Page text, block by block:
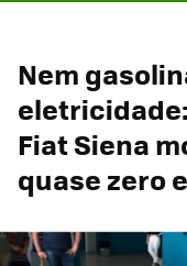
Nem
Fiat Siena
quase zero